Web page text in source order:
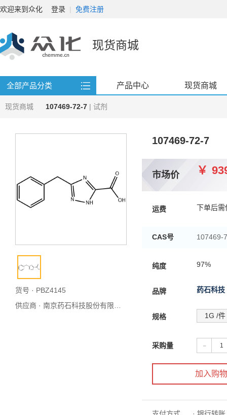
欢迎来到众化 登录 | 免费注册
现货商城
全部产品分类 产品中心 现货商城
现货商城 107469-72-7 | 试剂
货号 · PBZ4145
供应商 · 南京药石科技股份有限公司
107469-72-7
市场价 ￥
运费 下单后需
CAS号 107469-
纯度
97%
品牌 药石科技
规格 1G /件
采购量 -
加入购